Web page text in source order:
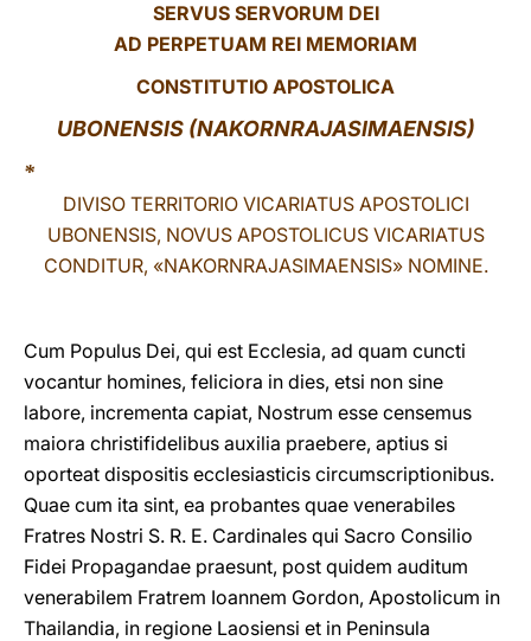
中文
LATINE
SERVUS SERVORUM DEI
AD PERPETUAM REI MEMORIAM
CONSTITUTIO APOSTOLICA
UBONENSIS (NAKORNRAJASIMAENSIS)
*
DIVISO TERRITORIO VICARIATUS APOSTOLICI
UBONENSIS, NOVUS APOSTOLICUS VICARIATUS
CONDITUR, «NAKORNRAJASIMAENSIS» NOMINE.
Cum Populus Dei, qui est Ecclesia, ad quam cuncti
vocantur homines, feliciora in dies, etsi non sine
labore, incrementa capiat, Nostrum esse censemus
maiora christifidelibus auxilia praebere, aptius si
oporteat dispositis ecclesiasticis circumscriptionibus.
Quae cum ita sint, ea probantes quae venerabiles
Fratres Nostri S. R. E. Cardinales qui Sacro Consilio
Fidei Propagandae praesunt, post quidem auditum
venerabilem Fratrem Ioannem Gordon, Apostolicum in
Thailandia, in regione Laosiensi et in Peninsula